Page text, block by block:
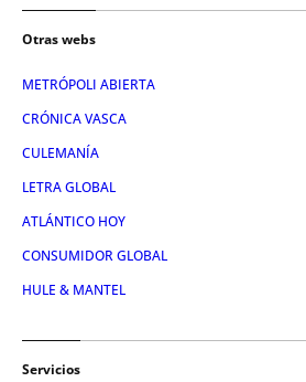
Otras webs
METRÓPOLI ABIERTA
CRÓNICA VASCA
CULEMANÍA
LETRA GLOBAL
ATLÁNTICO HOY
CONSUMIDOR GLOBAL
HULE & MANTEL
Servicios